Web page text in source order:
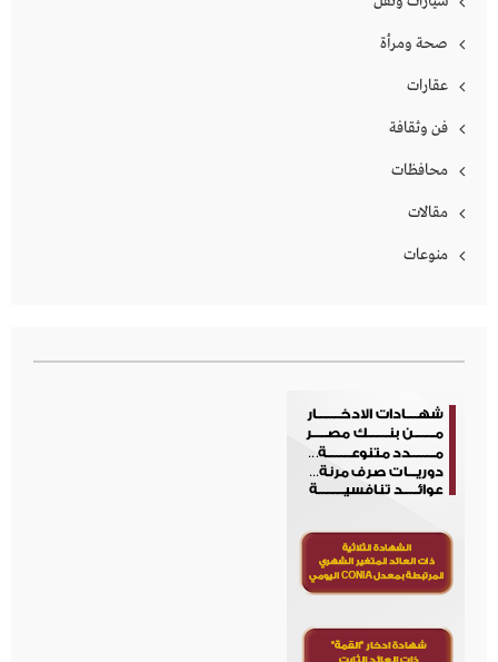
صحة ومرأة
عقارات
فن وثقافة
محافظات
مقالات
منوعات